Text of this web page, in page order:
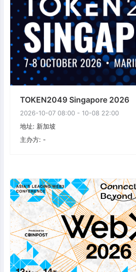
TOKEN2049 Singapore 2026
2026-10-07 08:00 - 10-08 22:00
地址: 新加坡
主办方: -